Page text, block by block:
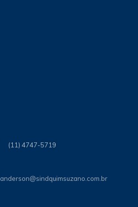
(11) 4747-5719
anderson@sindquimsuzano.com.br